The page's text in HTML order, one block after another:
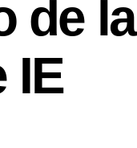
de la
IE